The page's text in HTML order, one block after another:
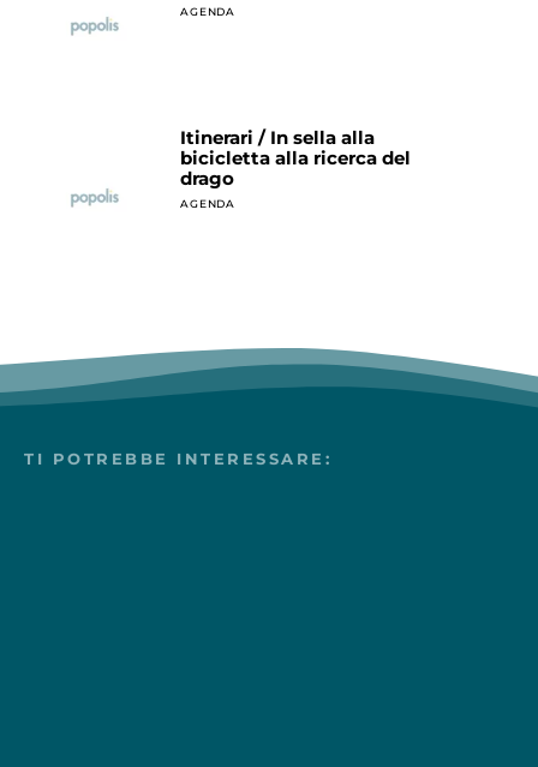
AGENDA
Itinerari / In sella alla
bicicletta alla ricerca del
drago
AGENDA
TI POTREBBE INTERESSARE: